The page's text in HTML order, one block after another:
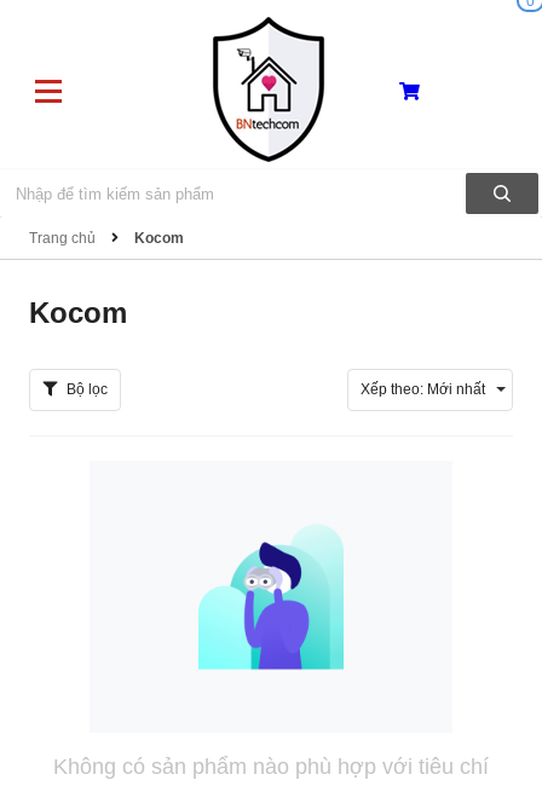
Trang chủ Kocom
Kocom
Bộ lọc Xếp theo: Mới nhất
Không có sản phẩm nào phù hợp với tiêu chí